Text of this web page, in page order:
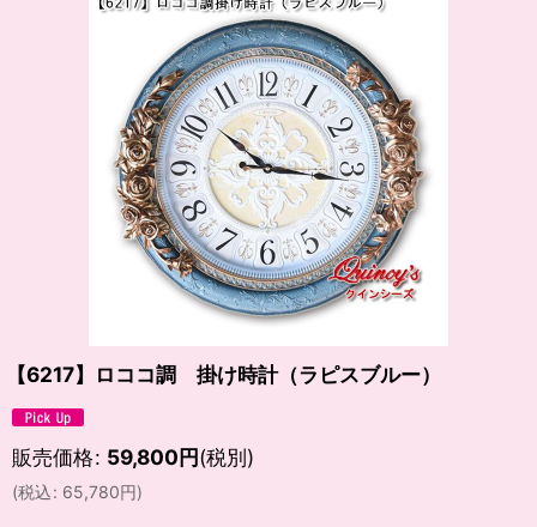
【6217】ロココ調 掛け時計（ラピスブルー）
販売価格: 59,800円(税別)
(税込: 65,780円)